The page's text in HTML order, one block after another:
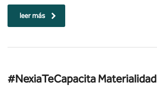
leer más
#NexiaTeCapacita Materialidad